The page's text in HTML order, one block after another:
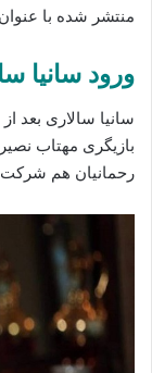
منتشر شده با
ورود سانیا
بازیگری مهتاب
رحمانیان هم شرکت